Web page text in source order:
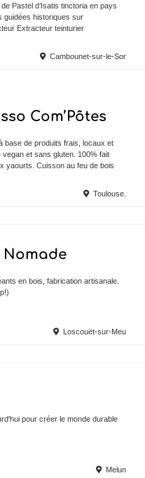
Pastel d’Isatis tinctoria en pays
guidées historiques sur
Extracteur teinturier
Cambounet-sur-le-Sor
Com’Pôtes
base de produits frais, locaux et
vegan et sans gluten. 100% fait
yaourts. Cuisson au feu de bois
Toulouse.
Nomade
en bois, fabrication artisanale.
Loscouët-sur-Meu
pour créer le monde durable
Melun